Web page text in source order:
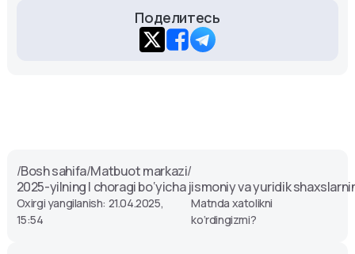
Поделитесь
/Bosh sahifa/Matbuot markazi/
2025-yilning I choragi bo‘yicha jismoniy va yuridik
Oxirgi yangilanish: 21.04.2025,
15:54
Matnda xatolikni
ko‘rdingizmi?